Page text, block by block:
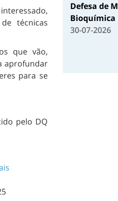
técnicas
que vão,
aprofundar
para se
pelo DQ
Defesa de
Bioquímica
30-07-2026